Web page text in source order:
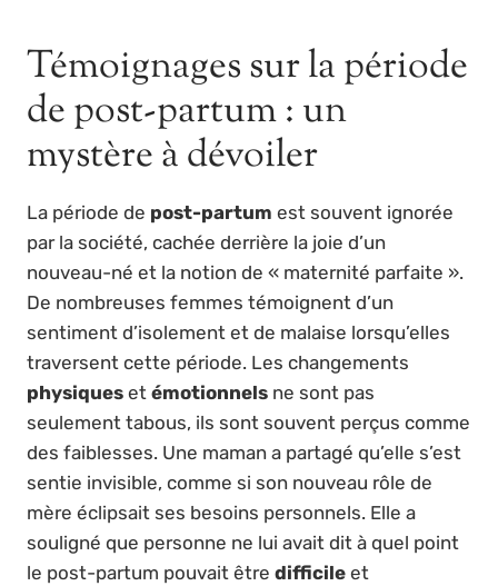
Témoignages sur la période
de post-partum : un
mystère à dévoiler
La période de post-partum est souvent ignorée
par la société, cachée derrière la joie d’un
nouveau-né et la notion de « maternité parfaite ».
De nombreuses femmes témoignent d’un
sentiment d’isolement et de malaise lorsqu’elles
traversent cette période. Les changements
physiques et émotionnels ne sont pas
seulement tabous, ils sont souvent perçus comme
des faiblesses. Une maman a partagé qu’elle s’est
sentie invisible, comme si son nouveau rôle de
mère éclipsait ses besoins personnels. Elle a
souligné que personne ne lui avait dit à quel point
le post-partum pouvait être difficile et